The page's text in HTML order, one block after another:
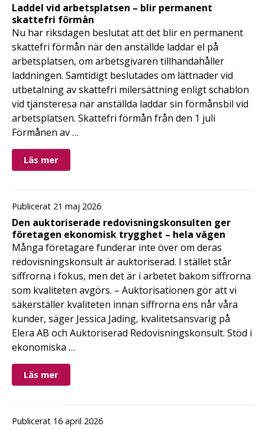
Laddel vid arbetsplatsen – blir permanent
skattefri förmån
Nu har riksdagen beslutat att det blir en permanent
skattefri förmån när den anställde laddar el på
arbetsplatsen, om arbetsgivaren tillhandahåller
laddningen. Samtidigt beslutades om lättnader vid
utbetalning av skattefri milersättning enligt schablon
vid tjänsteresa när anställda laddar sin förmånsbil vid
arbetsplatsen. Skattefri förmån från den 1 juli
Förmånen av …
Läs mer
Publicerat 21 maj 2026
Den auktoriserade redovisningskonsulten ger
företagen ekonomisk trygghet – hela vägen
Många företagare funderar inte över om deras
redovisningskonsult är auktoriserad. I stället står
siffrorna i fokus, men det är i arbetet bakom siffrorna
som kvaliteten avgörs. – Auktorisationen gör att vi
säkerställer kvaliteten innan siffrorna ens når våra
kunder, säger Jessica Jading, kvalitetsansvarig på
Elera AB och Auktoriserad Redovisningskonsult. Stöd i
ekonomiska …
Läs mer
Publicerat 16 april 2026